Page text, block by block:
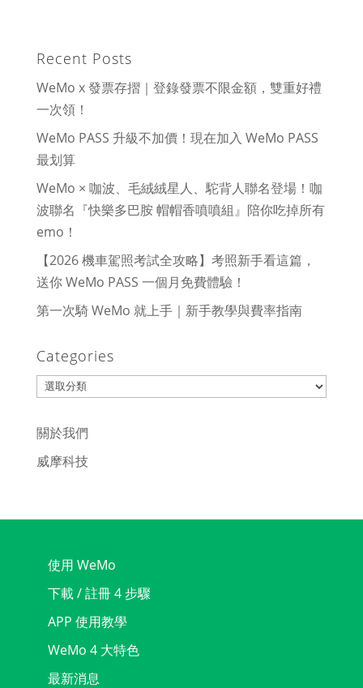
Recent Posts
WeMo x 發票存摺｜登錄發票不限金額，雙重好禮
一次領！
WeMo PASS 升級不加價！現在加入 WeMo PASS
最划算
WeMo × 咖波、毛絨絨星人、駝背人聯名登場！咖
波聯名『快樂多巴胺 帽帽香噴噴組』陪你吃掉所有
emo！
【2026 機車駕照考試全攻略】考照新手看這篇，
送你 WeMo PASS 一個月免費體驗！
第一次騎 WeMo 就上手｜新手教學與費率指南
Categories
Categories
關於我們
威摩科技
使用 WeMo
下載 / 註冊 4 步驟
APP 使用教學
WeMo 4 大特色
最新消息